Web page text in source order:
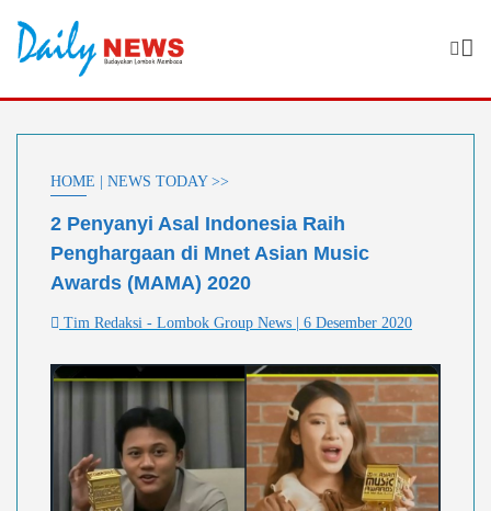
content
HOME | NEWS TODAY >>
2 Penyanyi Asal Indonesia Raih
Penghargaan di Mnet Asian Music
Awards (MAMA) 2020
Tim Redaksi - Lombok Group News | 6 Desember 2020